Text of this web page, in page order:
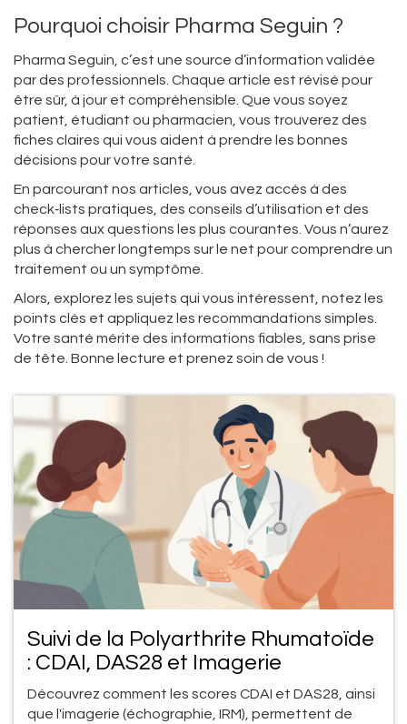
Pourquoi choisir Pharma Seguin ?
Pharma Seguin, c’est une source d’information validée
par des professionnels. Chaque article est révisé pour
être sûr, à jour et compréhensible. Que vous soyez
patient, étudiant ou pharmacien, vous trouverez des
fiches claires qui vous aident à prendre les bonnes
décisions pour votre santé.
En parcourant nos articles, vous avez accès à des
check‑lists pratiques, des conseils d’utilisation et des
réponses aux questions les plus courantes. Vous n’aurez
plus à chercher longtemps sur le net pour comprendre un
traitement ou un symptôme.
Alors, explorez les sujets qui vous intéressent, notez les
points clés et appliquez les recommandations simples.
Votre santé mérite des informations fiables, sans prise
de tête. Bonne lecture et prenez soin de vous !
Suivi de la Polyarthrite Rhumatoïde
: CDAI, DAS28 et Imagerie
Découvrez comment les scores CDAI et DAS28, ainsi
que l'imagerie (échographie, IRM), permettent de